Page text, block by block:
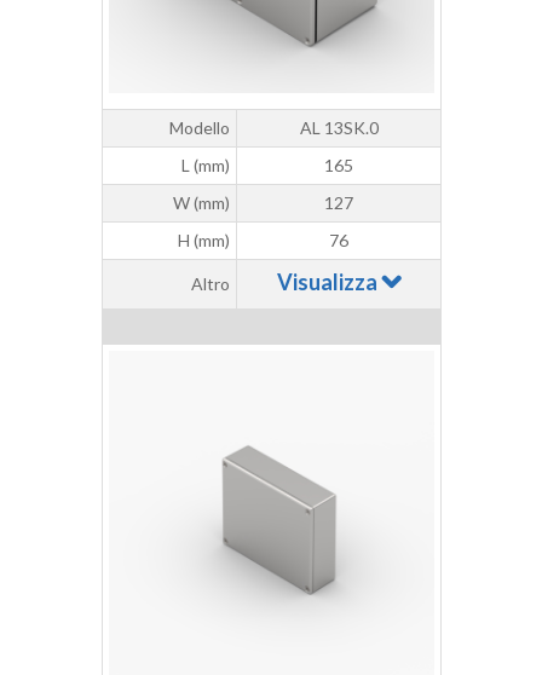
Modello
AL 13SK.0
L (mm)
165
W (mm)
127
H (mm)
76
Altro Visualizza